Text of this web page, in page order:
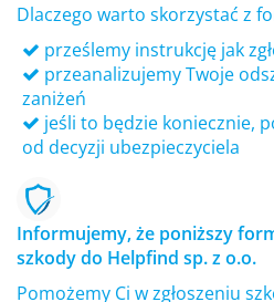
Dlaczego warto skorzystać z
prześlemy instrukcję jak
przeanalizujemy Twoje
zaniżeń
jeśli to będzie koniecznie,
od decyzji ubezpieczyciela
Informujemy, że poniższy
szkody do Helpfind sp. z o.o.
Pomożemy Ci w zgłoszeniu